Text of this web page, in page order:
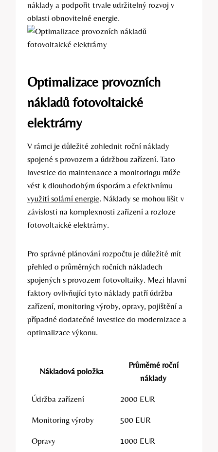
náklady a podpořit trvale udržitelný rozvoj v
oblasti obnovitelné energie.
Optimalizace provozních
nákladů fotovoltaické
elektrárny
V rámci je důležité zohlednit roční náklady
spojené s provozem a údržbou zařízení. Tato
investice do maintenance a monitoringu může
vést k dlouhodobým úsporám a efektivnímu
využití solární energie. Náklady se mohou lišit v
závislosti na komplexnosti zařízení a rozloze
fotovoltaické elektrárny.
Pro správné plánování rozpočtu je důležité mít
přehled o průměrných ročních nákladech
spojených s provozem fotovoltaiky. Mezi hlavní
faktory ovlivňující tyto náklady patří údržba
zařízení, monitoring výroby, opravy, pojištění a
případné dodatečné investice do modernizace a
optimalizace výkonu.
Nákladová položka
Průměrné roční
náklady
Údržba zařízení 2000 EUR
Monitoring výroby 500 EUR
Opravy 1000 EUR